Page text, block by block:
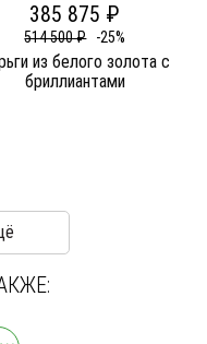
385 875 ₽
514 500 ₽ -25%
из белого золота c
бриллиантами